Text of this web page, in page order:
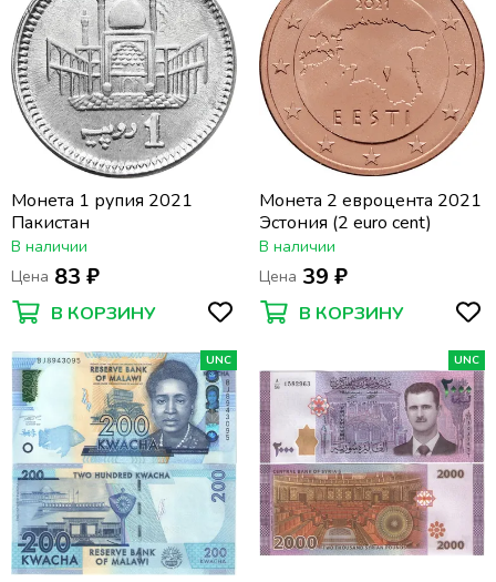
Монета 1 рупия 2021
Пакистан
В наличии
Цена 83 ₽
В КОРЗИНУ
Монета 2 евроцента 2021
Эстония (2 euro cent)
В наличии
Цена 39 ₽
В КОРЗИНУ
UNC UNC